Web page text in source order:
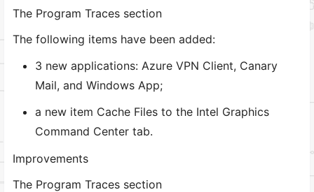
The Program Traces section
The following items have been added:
3 new applications: Azure VPN Client, Canary
Mail, and Windows App;
a new item Cache Files to the Intel Graphics
Command Center tab.
Improvements
The Program Traces section